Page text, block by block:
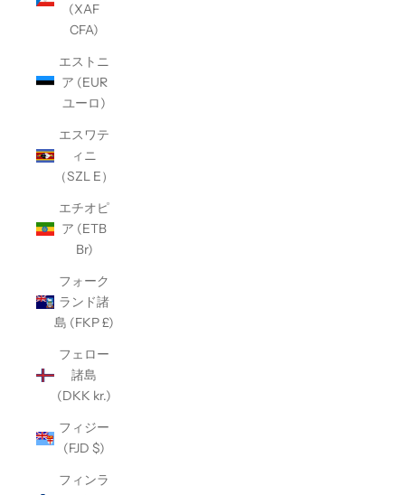
(XAF
CFA)
エストニ
ア (EUR
ユーロ)
エスワテ
ィニ
（SZL E）
エチオピ
ア (ETB
Br)
フォーク
ランド諸
島 (FKP £)
フェロー
諸島
(DKK kr.)
フィジー
(FJD $)
フィンラ